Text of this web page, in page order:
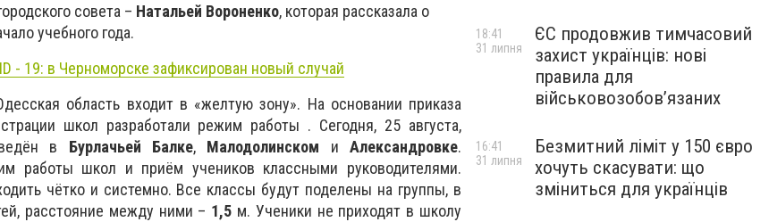
совета – Натальей Вороненко, которая рассказала о
учебного года.
- 19: в Черноморске зафиксирован новый случай
область входит в «желтую зону». На основании приказа
школ разработали режим работы . Сегодня, 25 августа,
в Бурлачьей Балке, Малодолинском иАлександровке.
работы школ и приём учеников классными руководителями.
чётко и системно. Все классы будут поделены на группы, в
расстояние между ними – 1,5 м. Ученики не приходят в школу
ЄС продовжив тимчасовий
захист українців: нові
правила для
військовозобов’язаних
18:41
31 липня
Безмитний ліміт у 150 євро
хочуть скасувати: що
зміниться для українців
16:41
31 липня